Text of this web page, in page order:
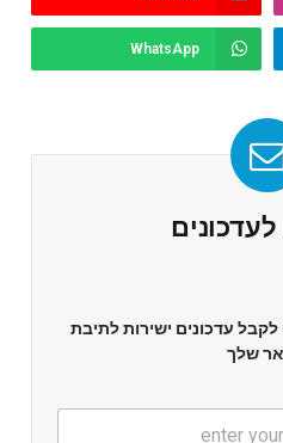
WhatsApp
לקבל עדכונים ישירות לתיבת
שלך